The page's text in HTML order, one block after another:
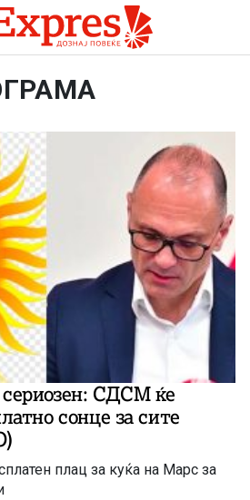
СДСМ ќе
сонце за сите
плац за куќа на Марс за